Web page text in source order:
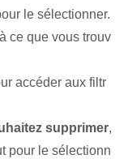
le sélectionner.
ce que vous trouv
accéder aux filtr
‌supprimer,
pour le sélectionn